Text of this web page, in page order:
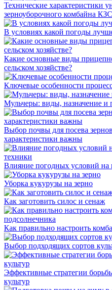
Технические характеристики
зерноуборочного комбайна
В условиях какой погоды
Какие основные виды
сельском хозяйстве?
Ключевые особенности
Мульчеры: виды, назначение и
Выбор почвы для посева
характеристики важны
Влияние погодных условий на
Уборка кукурузы на зерно
Как заготовить силос и сенаж
Как правильно настроить
Выбор подходящих сортов
Эффективные стратегии
культур